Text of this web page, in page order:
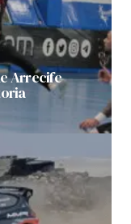
Arrecife